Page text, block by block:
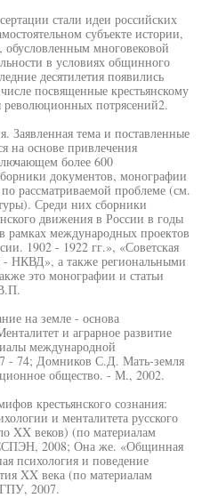
стали идеи российских
субъекте истории,
многовековой
в условиях общинного
десятилетия появились
посвященные крестьянскому
потрясений2.
Заявленная тема и поставленные
на основе привлечения
более 600
документов, монографии
рассматриваемой проблеме (см.
Среди них сборники
движения в России в годы
рамках международных проектов
1902 - 1922 гг.», «Советская
НКВД», а также региональными
это монографии и статьи
на земле - основа
и аграрное развитие
международной
- 74; Домников С.Д. Мать-земля
общество. - М., 2002.
крестьянского сознания:
и менталитета русского
XX веков) (по материалам
2008; Она же. «Общинная
психология и поведение
XX века (по материалам
2007.